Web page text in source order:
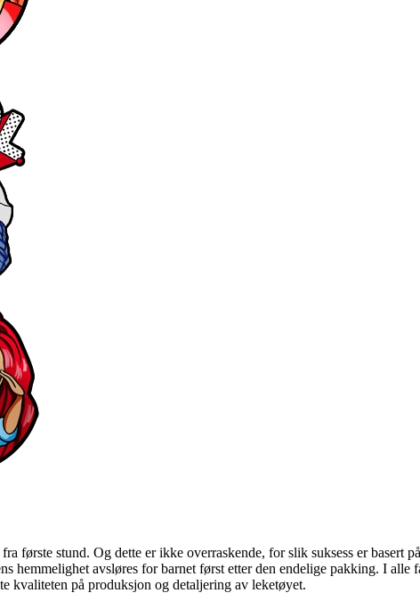
første stund. Og dette er ikke overraskende, for slik suksess er basert
hemmelighet avsløres for barnet først etter den endelige pakking. I
kvaliteten på produksjon og detaljering av leketøyet.